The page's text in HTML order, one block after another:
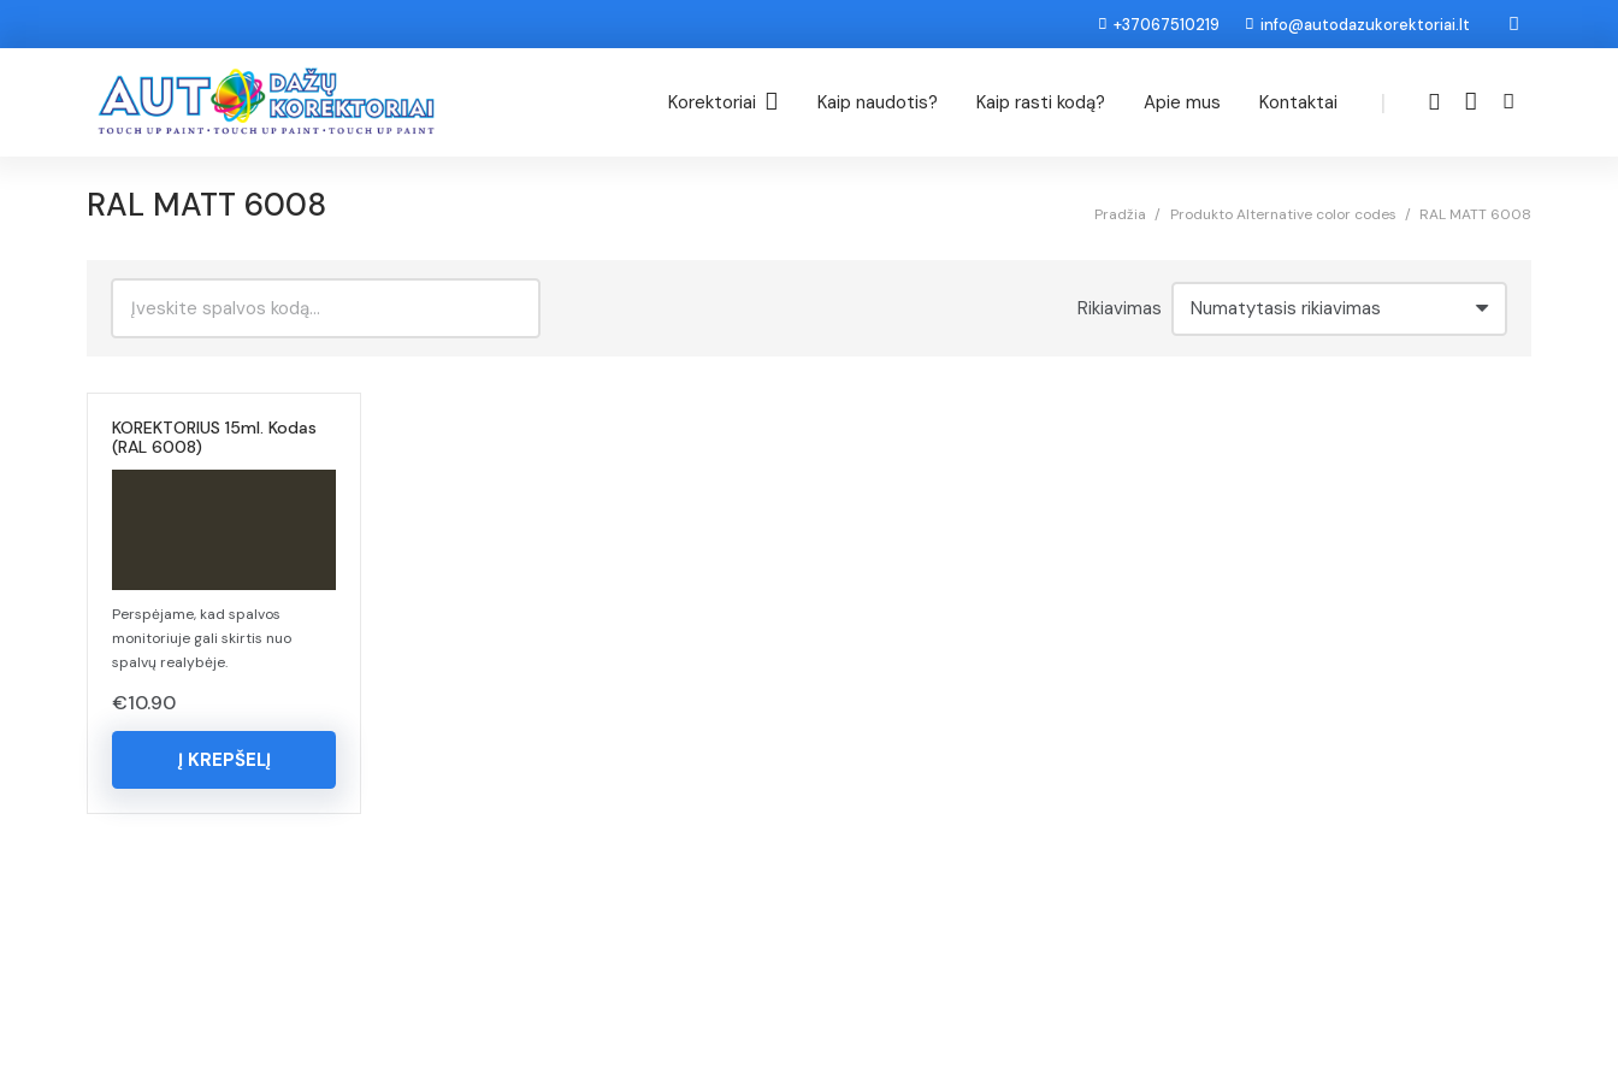
+37067510219 info@autodazukorektoriai.lt
Korektoriai Kaip naudotis? Kaip rasti kodą? Apie mus Kontaktai |
RAL MATT 6008 Pradžia / Produkto Alternative color codes / RAL MATT 6008
Rikiavimas
KOREKTORIUS 15ml. Kodas
(RAL 6008)
Perspėjame, kad spalvos
monitoriuje gali skirtis nuo
spalvų realybėje.
€10.90
Į KREPŠELĮ